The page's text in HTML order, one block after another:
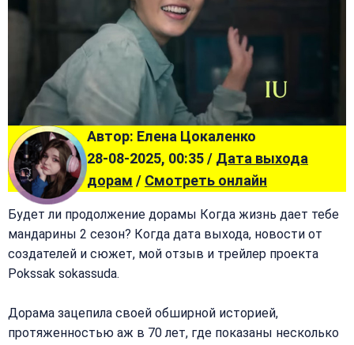
Автор: Елена Цокаленко
28-08-2025, 00:35 / Дата выхода
дорам / Смотреть онлайн
Будет ли продолжение дорамы Когда жизнь дает тебе
мандарины 2 сезон? Когда дата выхода, новости от
создателей и сюжет, мой отзыв и трейлер проекта
Pokssak sokassuda.
Дорама зацепила своей обширной историей,
протяженностью аж в 70 лет, где показаны несколько